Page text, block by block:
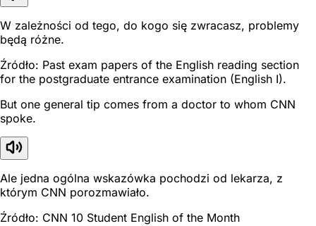
W zależności od tego, do kogo się zwracasz, problemy
będą różne.
Źródło: Past exam papers of the English reading section
for the postgraduate entrance examination (English I).
But one general tip comes from a doctor to whom CNN
spoke.
Ale jedna ogólna wskazówka pochodzi od lekarza, z
którym CNN porozmawiało.
Źródło: CNN 10 Student English of the Month